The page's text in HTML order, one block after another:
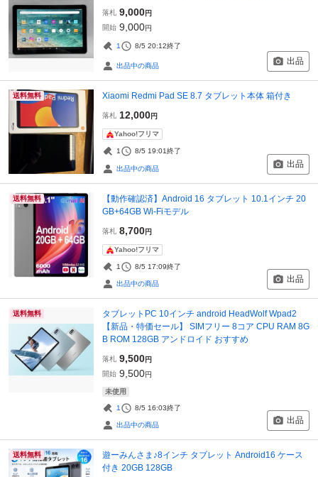
落札 9,000円
開始 9,000円
1 8/5 20:12終了
出品中の商品 出品
送料無料 Xiaomi Redmi Pad SE 8.7 タブレット本体 箱付き
落札 12,000円
Yahoo!フリマ
1 8/5 19:01終了
出品中の商品 出品
送料無料
【動作確認済】Android 16 タブレット 10.1インチ 20
GB+64GB Wi-Fiモデル
落札 8,700円
Yahoo!フリマ
1 8/5 17:09終了
出品中の商品 出品
送料無料
タブレットPC 10インチ android HeadWolf Wpad2
【新品・特価セール】 SIMフリー 8コア CPU RAM 8G
B ROM 128GB アンドロイド おすすめ
落札 9,500円
開始 9,500円
未使用
1 8/5 16:03終了
出品中の商品 出品
送料無料
遊ーみんさま♪8インチ タブレット Android16 ケース
付き 20GB 128GB